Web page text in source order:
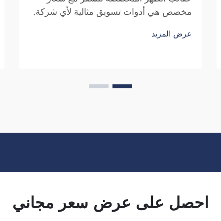
مخصص هي أدوات تسويق مثالية لأي شركة.
التجارية أمام عدد كبير من الأفراد. ففي كل
عرض المزيد
احصل على عرض سعر مجاني